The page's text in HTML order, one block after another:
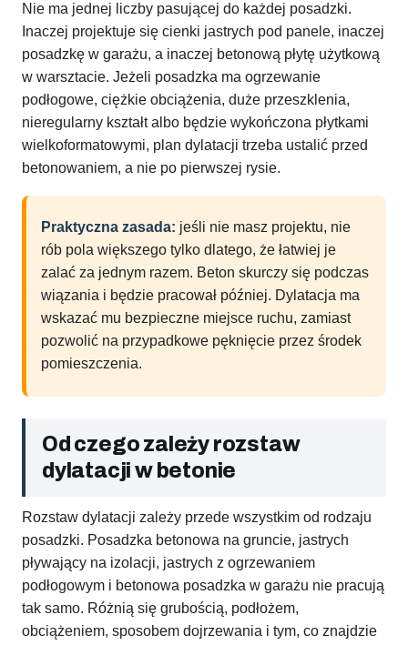
Nie ma jednej liczby pasującej do każdej posadzki.
Inaczej projektuje się cienki jastrych pod panele, inaczej
posadzkę w garażu, a inaczej betonową płytę użytkową
w warsztacie. Jeżeli posadzka ma ogrzewanie
podłogowe, ciężkie obciążenia, duże przeszklenia,
nieregularny kształt albo będzie wykończona płytkami
wielkoformatowymi, plan dylatacji trzeba ustalić przed
betonowaniem, a nie po pierwszej rysie.
Praktyczna zasada: jeśli nie masz projektu, nie
rób pola większego tylko dlatego, że łatwiej je
zalać za jednym razem. Beton skurczy się podczas
wiązania i będzie pracował później. Dylatacja ma
wskazać mu bezpieczne miejsce ruchu, zamiast
pozwolić na przypadkowe pęknięcie przez środek
pomieszczenia.
Od czego zależy rozstaw
dylatacji w betonie
Rozstaw dylatacji zależy przede wszystkim od rodzaju
posadzki. Posadzka betonowa na gruncie, jastrych
pływający na izolacji, jastrych z ogrzewaniem
podłogowym i betonowa posadzka w garażu nie pracują
tak samo. Różnią się grubością, podłożem,
obciążeniem, sposobem dojrzewania i tym, co znajdzie